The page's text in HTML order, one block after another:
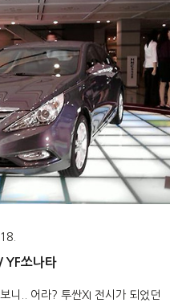
YF쏘나타
니.. 어라? 투싼XI 전시가 되었던